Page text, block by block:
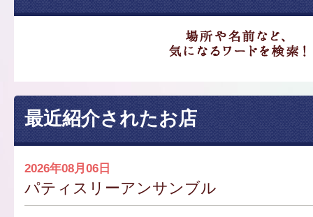
最近紹介されたお店
2026年08月06日
パティスリーアンサンブル